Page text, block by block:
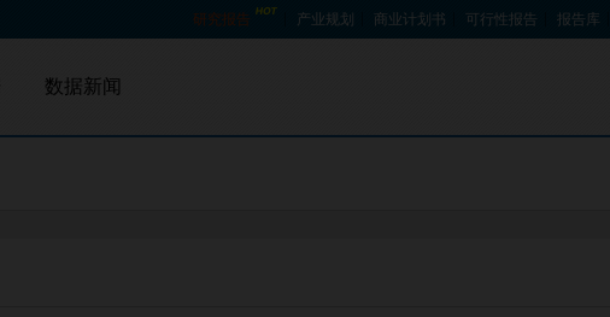
研究报告 产业规划 商业计划书 可行性报告 报告库
数据新闻